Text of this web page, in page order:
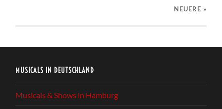
NEUERE »
MUSICALS IN DEUTSCHLAND
Musicals & Shows in Hamburg